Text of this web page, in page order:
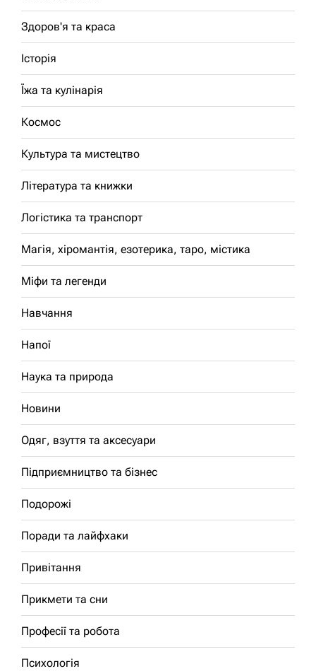
Здоров'я та краса
Історія
Їжа та кулінарія
Космос
Культура та мистецтво
Література та книжки
Логістика та транспорт
Магія, хіромантія, езотерика, таро, містика
Міфи та легенди
Навчання
Напої
Наука та природа
Новини
Одяг, взуття та аксесуари
Підприємництво та бізнес
Подорожі
Поради та лайфхаки
Привітання
Прикмети та сни
Професії та робота
Психологія